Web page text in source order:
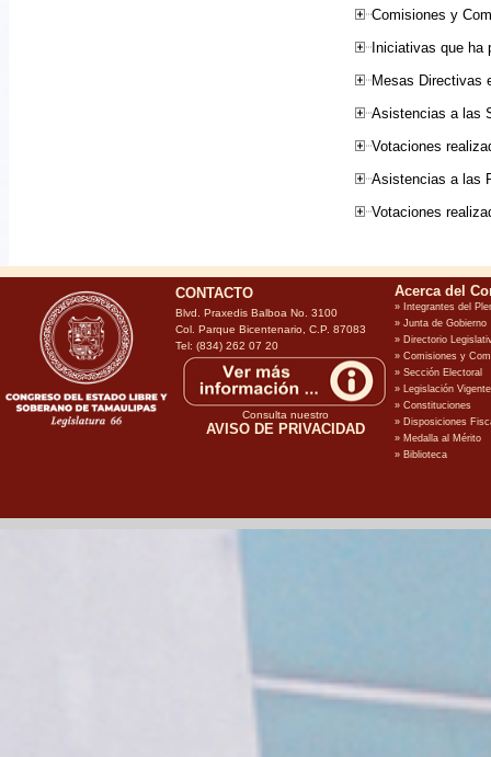
Comisiones y
Iniciativas que ha
Mesas Directivas
Asistencias a las
Votaciones
Asistencias a las
Votaciones
CONTACTO
Blvd. Praxedis Balboa No. 3100
Col. Parque Bicentenario, C.P. 87083
Tel: (834) 262 07 20
Consulta nuestro
AVISO DE PRIVACIDAD